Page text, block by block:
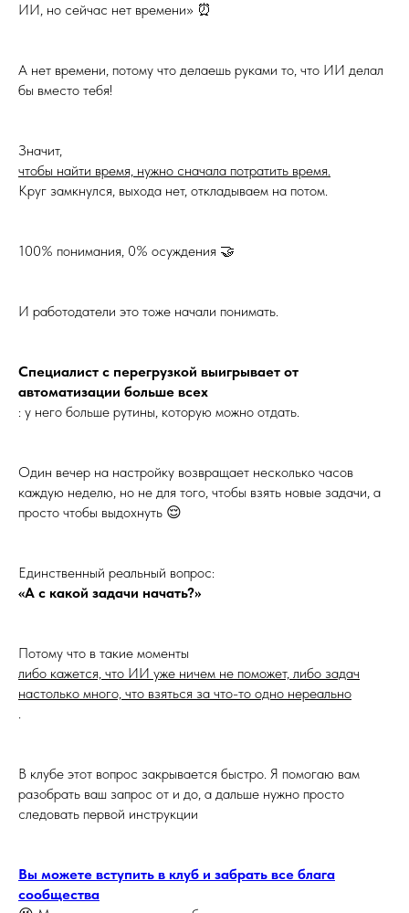
ИИ, но сейчас нет времени» ⏰
А нет времени, потому что делаешь руками то, что ИИ делал
бы вместо тебя!
Значит,
чтобы найти время, нужно сначала потратить время.
Круг замкнулся, выхода нет, откладываем на потом.
100% понимания, 0% осуждения 🤝
И работодатели это тоже начали понимать.
Специалист с перегрузкой выигрывает от
автоматизации больше всех
: у него больше рутины, которую можно отдать.
Один вечер на настройку возвращает несколько часов
каждую неделю, но не для того, чтобы взять новые задачи, а
просто чтобы выдохнуть 😌
Единственный реальный вопрос:
«А с какой задачи начать?»
Потому что в такие моменты
либо кажется, что ИИ уже ничем не поможет, либо задач
настолько много, что взяться за что-то одно нереально
.
В клубе этот вопрос закрывается быстро. Я помогаю вам
разобрать ваш запрос от и до, а дальше нужно просто
следовать первой инструкции
Вы можете вступить в клуб и забрать все блага
сообщества